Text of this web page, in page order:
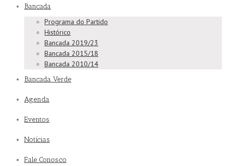
Bancada
Programa do Partido
Histórico
Bancada 2019/23
Bancada 2015/18
Bancada 2010/14
Bancada Verde
Agenda
Eventos
Notícias
Fale Conosco